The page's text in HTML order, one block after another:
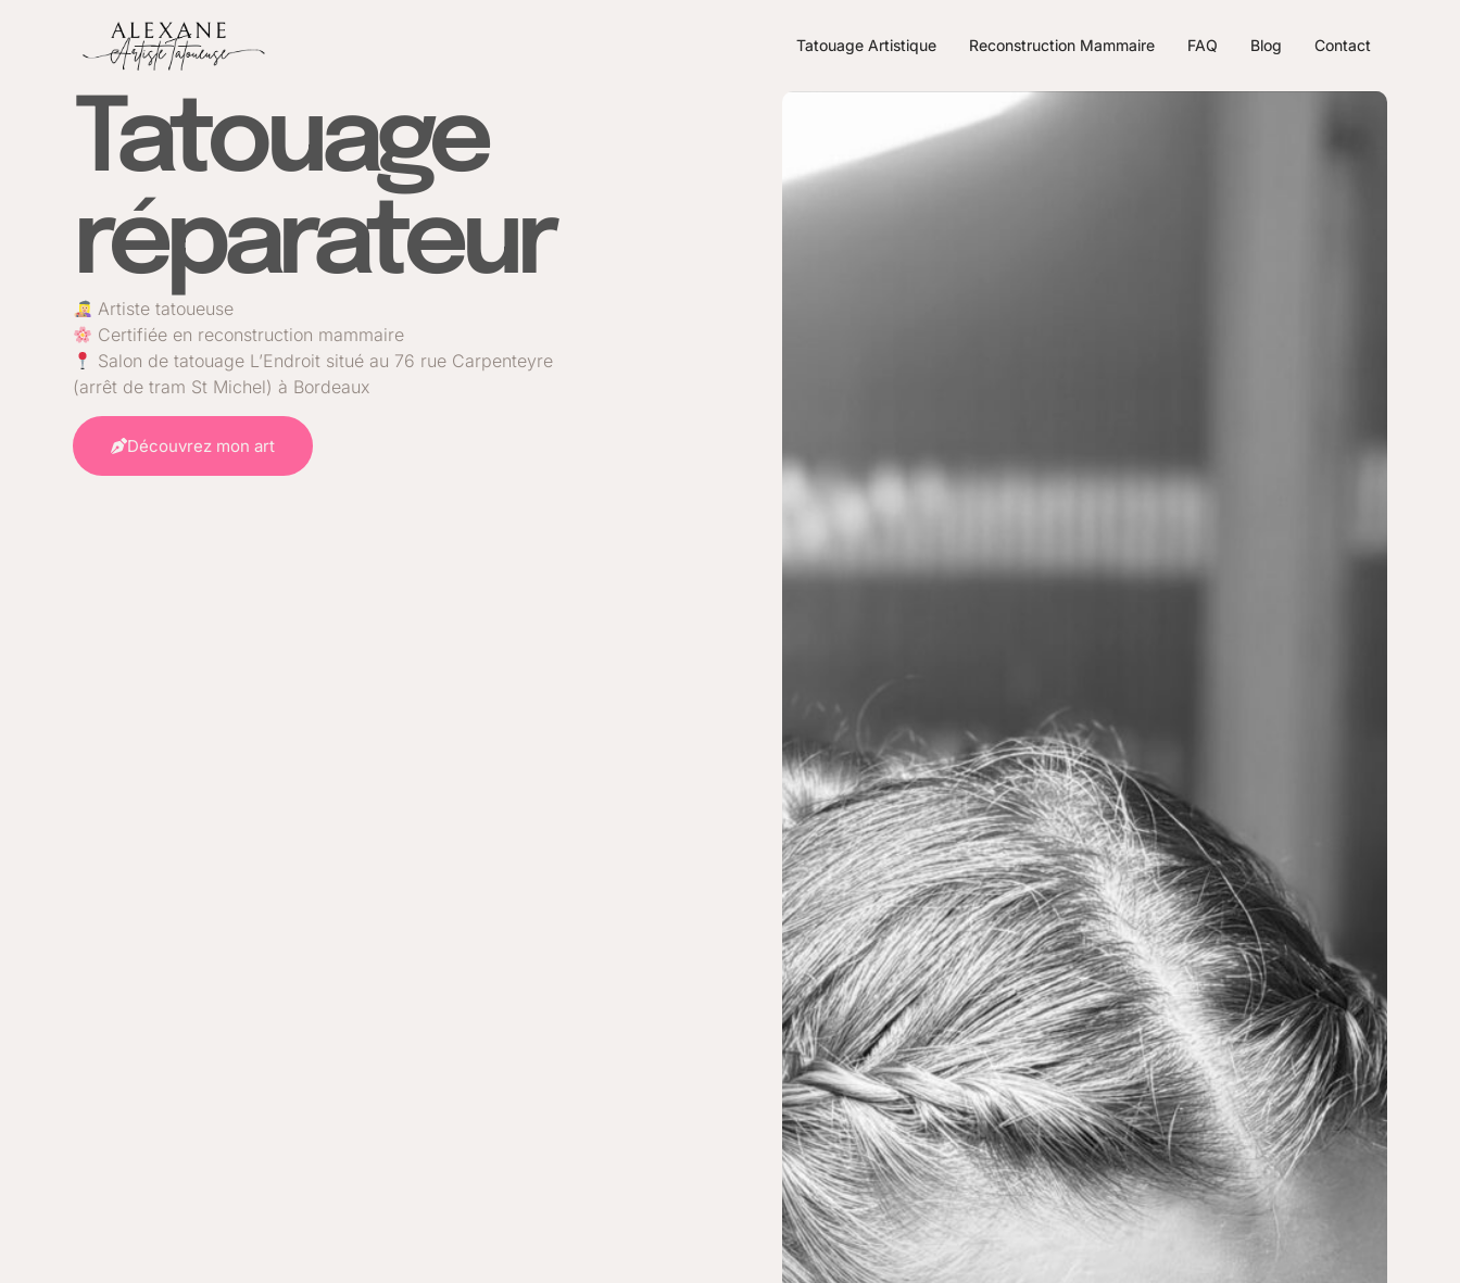
Tatouage Artistique Reconstruction Mammaire FAQ Blog Contact
Tatouage
réparateur
Artiste tatoueuse
Certifiée en reconstruction mammaire
Salon de tatouage L’Endroit situé au 76 rue Carpenteyre
(arrêt de tram St Michel) à Bordeaux
Découvrez mon art